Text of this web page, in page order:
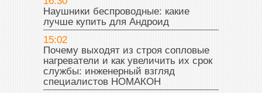
Наушники беспроводные: какие
лучше купить для Андроид
15:02
Почему выходят из строя сопловые
нагреватели и как увеличить их срок
службы: инженерный взгляд
специалистов НОМАКОН